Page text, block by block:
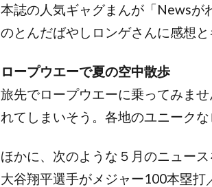
本誌の人気ギャグまんが「News
のとんだばやしロンゲさんに感想
ロープウエーで夏の空中散歩
旅先でロープウエーに乗ってみま
れてしまいそう。各地のユニークな
ほかに、次のような５月のニュース
大谷翔平選手がメジャー100本塁